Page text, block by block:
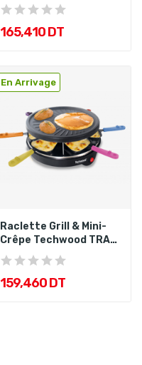
165,410 DT
En Arrivage
Raclette Grill & Mini-
Crêpe Techwood TRA-
64
159,460 DT